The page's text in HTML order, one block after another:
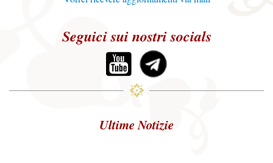
Seguici sui nostri socials
Ultime Notizie